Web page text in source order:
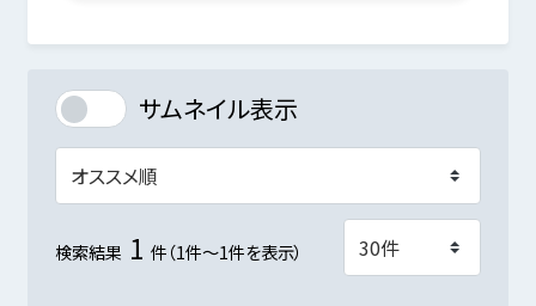
サムネイル表示
検索結果 1 件（1件～1件を表示）